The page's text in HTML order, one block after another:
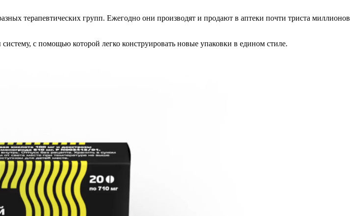
терапевтических групп. Ежегодно они производят и продают в аптеки почти триста миллионов
с помощью которой легко конструировать новые упаковки в едином стиле.